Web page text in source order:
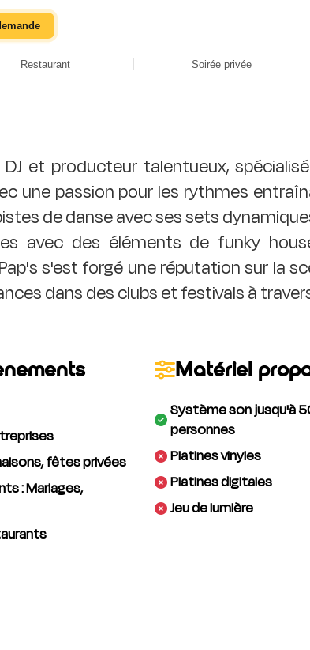
Restaurant Soirée privée
DJ et producteur talentueux,
une passion pour les rythmes
de danse avec ses sets
avec des éléments de funky
s'est forgé une réputation sur la
fêtes privées
: Mariages,
Matériel
Système son jusqu'à
personnes
Platines vinyles
Platines digitales
Jeu de lumière